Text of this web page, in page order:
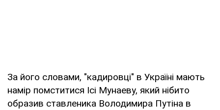
За його словами, "кадировці" в Україні мають
намір помститися Ісі Мунаеву, який нібито
образив ставленика Володимира Путіна в